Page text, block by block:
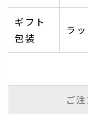
ギフト
包装
ラ
ご